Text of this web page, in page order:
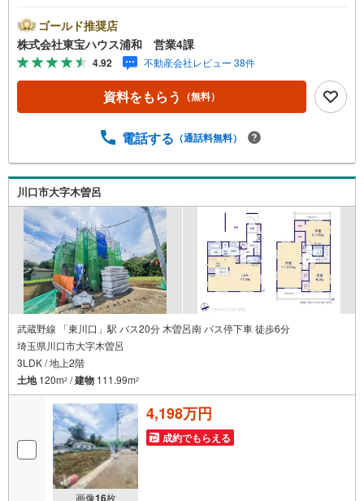
無休）こちらの時間帯はお電話でのお問い合わせがスムー
ズにご案内できますぜひお気軽にご連絡下さい！東宝ハウ
スライフソリューションズグループ 東宝ハウス浦和 特
別提携金利〔一例〕東宝ハウス浦和の住宅ローン■変動金利
全期間引下げプラン⇒住宅ローン金利優遇割の最大適用
《0.89％》と某信用金庫金利1.275％の比較借入金4000万円
分まで（審査・要件があります）◇TOHO HOUSE CLUBで
接ご対応ライフプランニング、かけつけサポート、Club Off
プレミアムなど多彩なサービスがございます
ゴールド推奨店
株式会社東宝ハウス浦和 営業4課
4.92 不動産会社レビュー 38件
資料をもらう （無料）
電話する （通話料無料）
川口市大字木曽呂
武蔵野線 「東川口」駅 バス20分 木曽呂南 バス停下車 徒歩6分
埼玉県川口市大字木曽呂
3LDK / 地上2階
土地120m2 /建物 111.99m2
画像16枚
4,198万円
成約でもらえる